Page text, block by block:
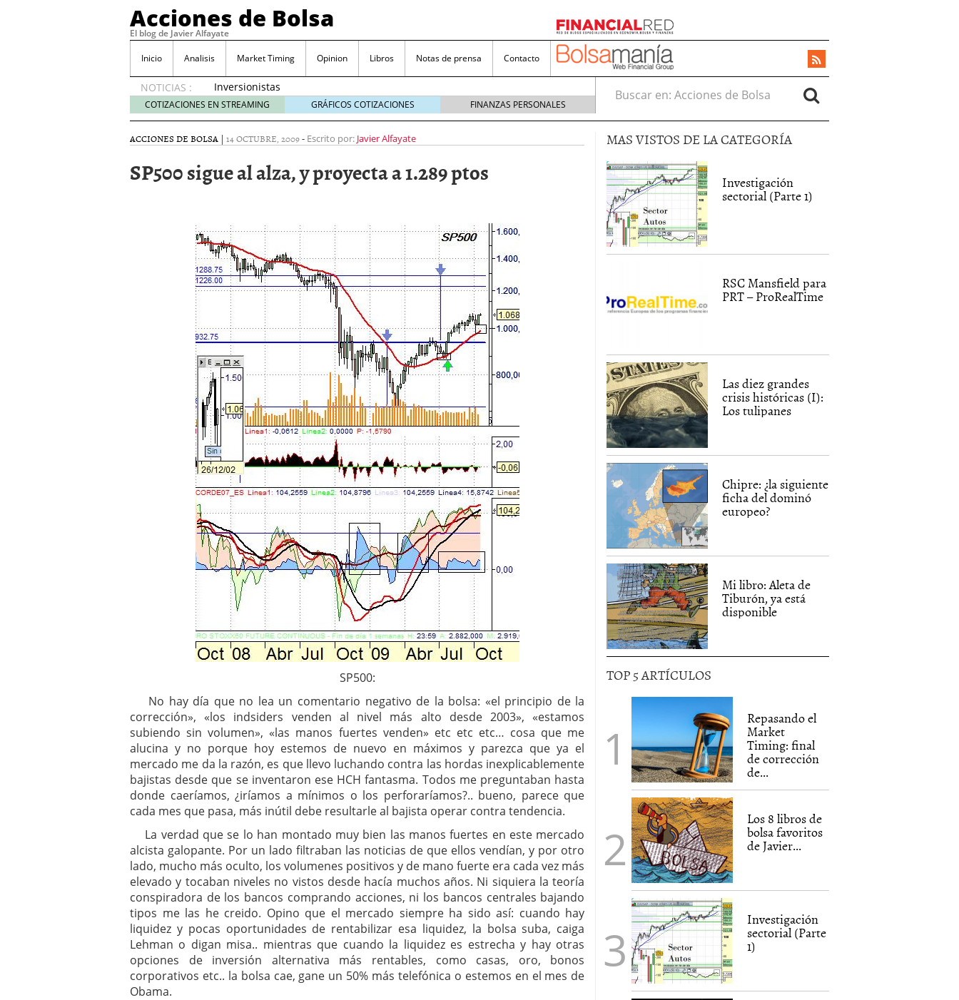
Acciones de Bolsa
El blog de Javier Alfayate
Inicio Analisis Market Timing Opinion Libros Notas de prensa Contacto
NOTICIAS :
Inversionistas
VIP en
México
creciente
por SIFX
noviembre 30, 2024
Entendiendo los ETF de Bitcoin
noviembre 22, 2024
Dividend Kings: empresas que destacan por sus dividendos constantes
noviembre 12, 2024
Descubre RealAdvisor: Una poderosa herramienta para tus inversiones
inmobiliarias
septiembre 23, 2024
COTIZACIONES EN STREAMING GRÁFICOS COTIZACIONES FINANZAS PERSONALES
Buscar en:
ACCIONES DE BOLSA | 14 OCTUBRE, 2009- Escrito por: Javier Alfayate
SP500 sigue al alza, y proyecta a 1.289 ptos
SP500:
No hay día que no lea un comentario negativo de la bolsa: «el principio de la
corrección», «los indsiders venden al nivel más alto desde 2003», «estamos
subiendo sin volumen», «las manos fuertes venden» etc etc etc… cosa que me
alucina y no porque hoy estemos de nuevo en máximos y parezca que ya el
mercado me da la razón, es que llevo luchando contra las hordas inexplicablemente
bajistas desde que se inventaron ese HCH fantasma. Todos me preguntaban hasta
donde caeríamos, ¿iríamos a mínimos o los perforaríamos?.. bueno, parece que
cada mes que pasa, más inútil debe resultarle al bajista operar contra tendencia.
La verdad que se lo han montado muy bien las manos fuertes en este mercado
alcista galopante. Por un lado filtraban las noticias de que ellos vendían, y por otro
lado, mucho más oculto, los volumenes positivos y de mano fuerte era cada vez más
elevado y tocaban niveles no vistos desde hacía muchos años. Ni siquiera la teoría
conspiradora de los bancos comprando acciones, ni los bancos centrales bajando
tipos me las he creido. Opino que el mercado siempre ha sido así: cuando hay
liquidez y pocas oportunidades de rentabilizar esa liquidez, la bolsa suba, caiga
Lehman o digan misa.. mientras que cuando la liquidez es estrecha y hay otras
opciones de inversión alternativa más rentables, como casas, oro, bonos
corporativos etc.. la bolsa cae, gane un 50% más telefónica o estemos en el mes de
Obama.
MAS VISTOS DE LA CATEGORÍA
Investigación
sectorial (Parte 1)
RSC Mansfield para
PRT – ProRealTime
Las diez grandes
crisis históricas (I):
Los tulipanes
Chipre: ¿la siguiente
ficha del dominó
europeo?
Mi libro: Aleta de
Tiburón, ya está
disponible
TOP 5 ARTÍCULOS
Repasando el
Market
Timing: final
de corrección
de...
Los 8 libros de
bolsa favoritos
de Javier...
Investigación
sectorial (Parte
1)